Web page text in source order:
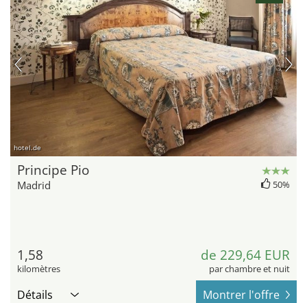
hotel.de
Principe Pio
Madrid 50%
1,58
kilomètres
de 229,64 EUR
par chambre et nuit
Détails Montrer l'offre